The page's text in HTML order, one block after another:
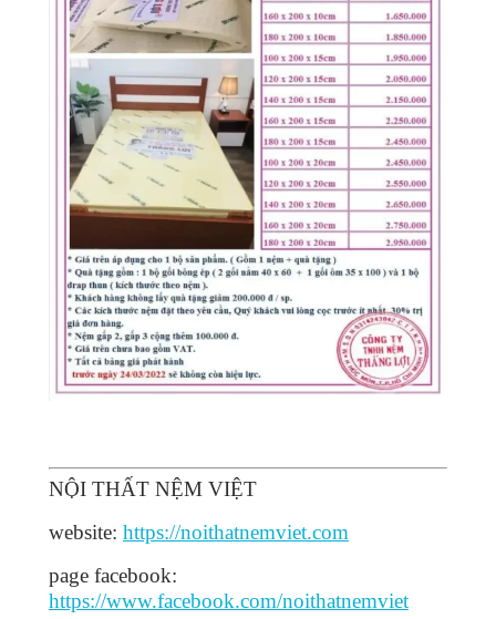
NỘI THẤT NỆM VIỆT
website: https://noithatnemviet.com
page facebook:
https://www.facebook.com/noithatnemviet